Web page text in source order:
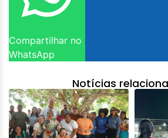
Compartilhar no
WhatsApp
Notícias